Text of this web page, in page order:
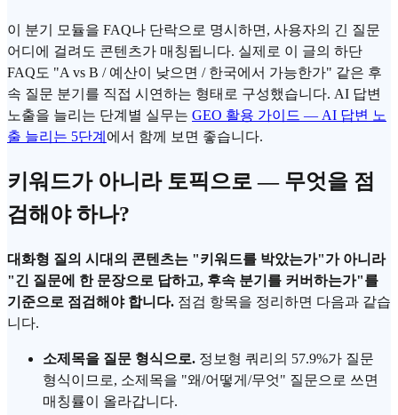
이 분기 모듈을 FAQ나 단락으로 명시하면, 사용자의 긴 질문
어디에 걸려도 콘텐츠가 매칭됩니다. 실제로 이 글의 하단
FAQ도 "A vs B / 예산이 낮으면 / 한국에서 가능한가" 같은 후
속 질문 분기를 직접 시연하는 형태로 구성했습니다. AI 답변
노출을 늘리는 단계별 실무는 GEO 활용 가이드 — AI 답변 노
출 늘리는 5단계 에서 함께 보면 좋습니다.
키워드가 아니라 토픽으로 — 무엇을 점
검해야 하나?
대화형 질의 시대의 콘텐츠는 "키워드를 박았는가"가 아니라
"긴 질문에 한 문장으로 답하고, 후속 분기를 커버하는가"를
기준으로 점검해야 합니다. 점검 항목을 정리하면 다음과 같습
니다.
소제목을 질문 형식으로. 정보형 쿼리의 57.9%가 질문
형식이므로, 소제목을 "왜/어떻게/무엇" 질문으로 쓰면
매칭률이 올라갑니다.